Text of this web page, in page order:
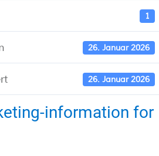
1
26. Januar 2026
26. Januar 2026
information for